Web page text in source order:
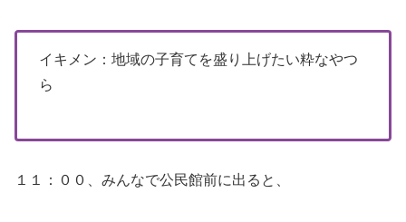
イキメン：地域の子育てを盛り上げたい粋なやつ
ら
１１：００、みんなで公民館前に出ると、